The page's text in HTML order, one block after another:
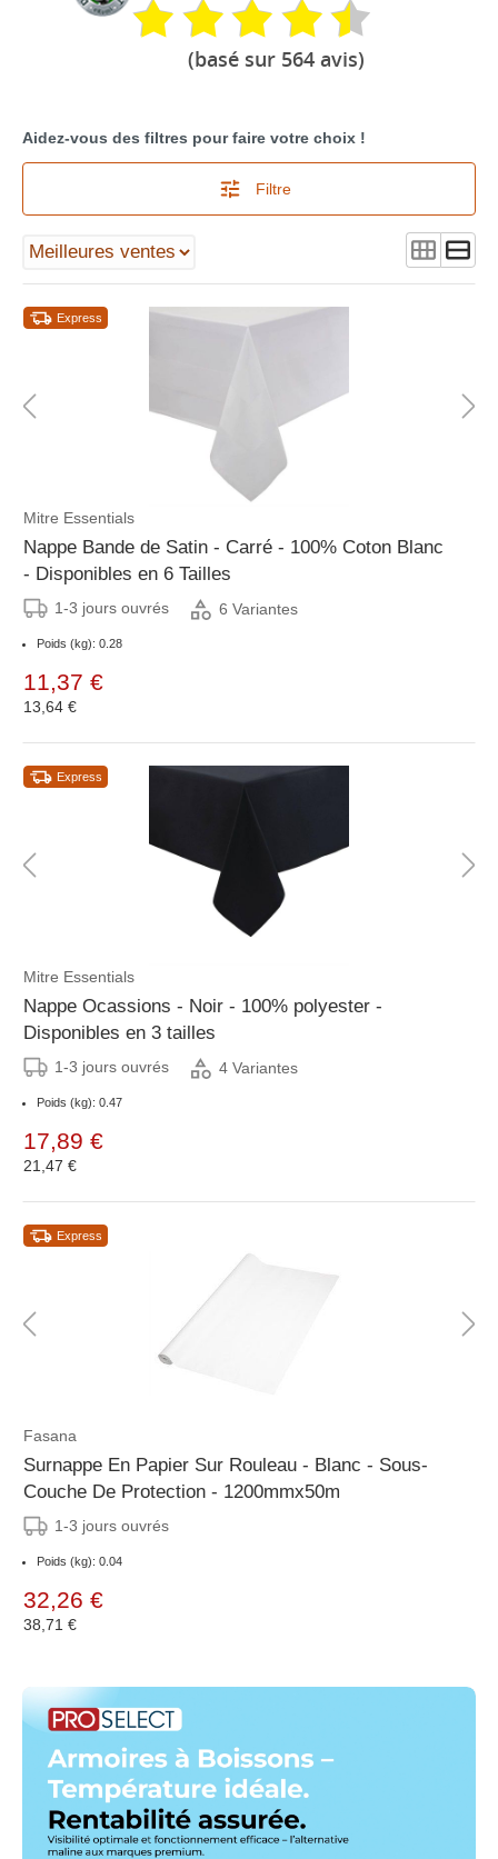
(basé sur 564 avis)
Aidez-vous des filtres pour faire votre choix !
Filtre
Express
Mitre Essentials
Nappe Bande de Satin - Carré - 100% Coton Blanc
- Disponibles en 6 Tailles
1-3 jours ouvrés 6 Variantes
Poids (kg): 0.28
11,37 €
13,64 €
Express
Mitre Essentials
Nappe Ocassions - Noir - 100% polyester -
Disponibles en 3 tailles
1-3 jours ouvrés 4 Variantes
Poids (kg): 0.47
17,89 €
21,47 €
Express
Fasana
Surnappe En Papier Sur Rouleau - Blanc - Sous-
Couche De Protection - 1200mmx50m
1-3 jours ouvrés
Poids (kg): 0.04
32,26 €
38,71 €